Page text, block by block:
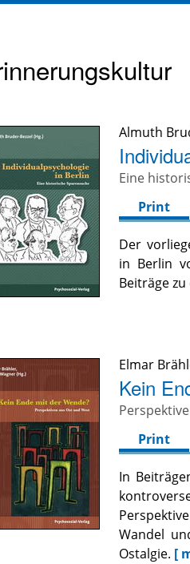
Almuth
Eine
Print
Der
in Berlin
Beiträge
Elmar
Kein
Print
In
Wandel
Ostalgie. [